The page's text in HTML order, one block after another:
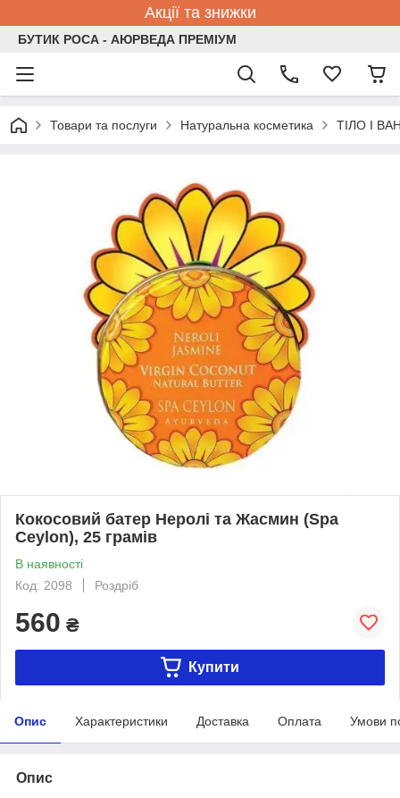
Акції та знижки
БУТИК РОСА - АЮРВЕДА ПРЕМІУМ
Товари та послуги Натуральна косметика ТІЛО І
Кокосовий батер Неролі та Жасмин (Spa
Ceylon), 25 грамів
В наявності
Код: 2098
Роздріб
560 ₴
Купити
Опис Характеристики Доставка Оплата Умови
Опис